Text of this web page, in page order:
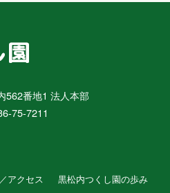
562番地1 法人本部
75-7211
アクセス
黒松内つくし園の歩み